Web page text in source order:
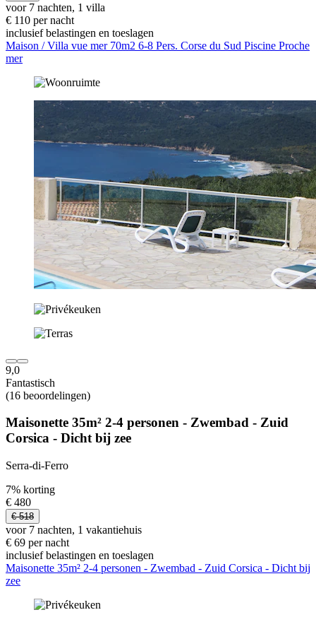
voor 7 nachten, 1 villa
€ 110 per nacht
inclusief belastingen en toeslagen
Maison / Villa vue mer 70m2 6-8 Pers. Corse du Sud Piscine Proche
mer
9,0
Fantastisch
(16 beoordelingen)
Maisonette 35m² 2-4 personen - Zwembad - Zuid
Corsica - Dicht bij zee
Serra-di-Ferro
7% korting
€ 480
€ 518
voor 7 nachten, 1 vakantiehuis
€ 69 per nacht
inclusief belastingen en toeslagen
Maisonette 35m² 2-4 personen - Zwembad - Zuid Corsica - Dicht bij
zee